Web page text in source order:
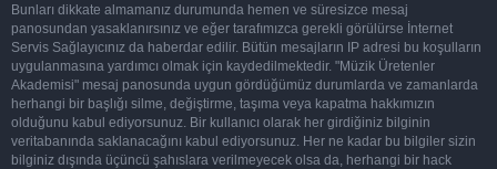
Bunları dikkate almamanız durumunda hemen ve süresizce mesaj
panosundan yasaklanırsınız ve eğer tarafımızca gerekli görülürse İnternet
Servis Sağlayıcınız da haberdar edilir. Bütün mesajların IP adresi bu koşulların
uygulanmasına yardımcı olmak için kaydedilmektedir. "Müzik Üretenler
Akademisi" mesaj panosunda uygun gördüğümüz durumlarda ve zamanlarda
herhangi bir başlığı silme, değiştirme, taşıma veya kapatma hakkımızın
olduğunu kabul ediyorsunuz. Bir kullanıcı olarak her girdiğiniz bilginin
veritabanında saklanacağını kabul ediyorsunuz. Her ne kadar bu bilgiler sizin
bilginiz dışında üçüncü şahıslara verilmeyecek olsa da, herhangi bir hack